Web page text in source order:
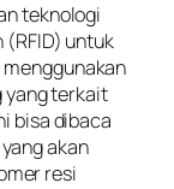
teknologi
untuk
menggunakan
yang terkait
bisa dibaca
akan
resi